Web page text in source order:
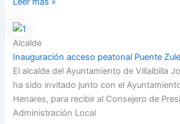
Alcalde
Inauguración acceso peatonal Puente
El alcalde del Ayuntamiento de Villalbilla
ha sido invitado junto con el
Henares, para recibir al Consejero de
Administración Local